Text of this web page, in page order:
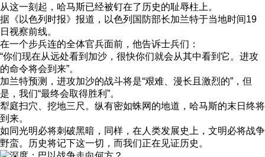
从这一刻起，哈马斯已经被钉在了历史的耻辱柱上。
据《以色列时报》报道，以色列国防部长加兰特于当地时间19
日视察前线。
在一个步兵连的全体官兵面前，他告诉士兵们：
“你们现在从远处看到加沙，很快你们就会从其中看到它。进攻
的命令将会到来”。
加兰特预测，进攻加沙的战斗将是“艰难、漫长且激烈的”，但
是，我们“最终会取得胜利”。
犁庭扫穴、挖地三尺。纵有密如蛛网的地道，哈马斯的末日终将
到来。
如同光明必将刺破黑暗，同样，在人类发展史上，文明必将战争
野蛮。历史将记下这一切，而我们正在见证历史。